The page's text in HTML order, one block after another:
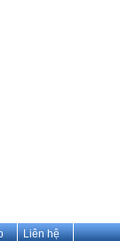
Liên hệ